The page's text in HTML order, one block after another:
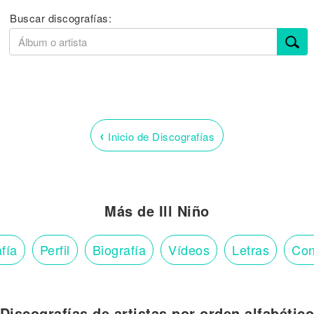
Buscar discografías:
‹ Inicio de Discografías
Más de Ill Niño
Perfil Biografía Vídeos Letras